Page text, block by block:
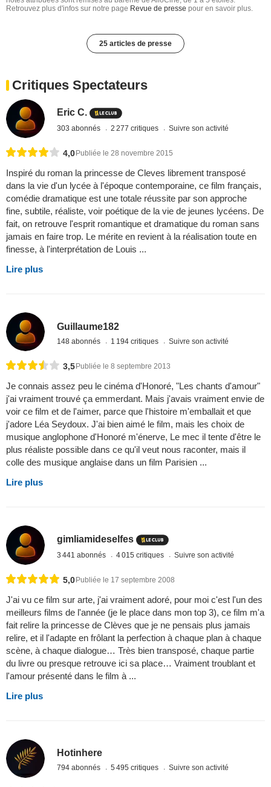
Retrouvez plus d'infos sur notre page Revue de presse pour en savoir plus.
25 articles de presse
Critiques Spectateurs
Eric C.
303 abonnés 2 277 critiques Suivre son activité
4,0 Publiée le 28 novembre 2015
Inspiré du roman la princesse de Cleves librement transposé
dans la vie d'un lycée à l'époque contemporaine, ce film français,
comédie dramatique est une totale réussite par son approche
fine, subtile, réaliste, voir poétique de la vie de jeunes lycéens. De
fait, on retrouve l'esprit romantique et dramatique du roman sans
jamais en faire trop. Le mérite en revient à la réalisation toute en
finesse, à l'interprétation de Louis ...
Lire plus
Guillaume182
148 abonnés 1 194 critiques Suivre son activité
3,5 Publiée le 8 septembre 2013
Je connais assez peu le cinéma d'Honoré, "Les chants d'amour"
j'ai vraiment trouvé ça emmerdant. Mais j'avais vraiment envie de
voir ce film et de l'aimer, parce que l'histoire m'emballait et que
j'adore Léa Seydoux. J'ai bien aimé le film, mais les choix de
musique anglophone d'Honoré m'énerve, Le mec il tente d'être le
plus réaliste possible dans ce qu'il veut nous raconter, mais il
colle des musique anglaise dans un film Parisien ...
Lire plus
gimliamideselfes
3 441 abonnés 4 015 critiques Suivre son activité
5,0Publiée le 17 septembre 2008
J'ai vu ce film sur arte, j'ai vraiment adoré, pour moi c'est l'un des
meilleurs films de l'année (je le place dans mon top 3), ce film m'a
fait relire la princesse de Clèves que je ne pensais plus jamais
relire, et il l'adapte en frôlant la perfection à chaque plan à chaque
scène, à chaque dialogue… Très bien transposé, chaque partie
du livre ou presque retrouve ici sa place… Vraiment troublant et
l'amour présenté dans le film à ...
Lire plus
Hotinhere
794 abonnés 5 495 critiques Suivre son activité